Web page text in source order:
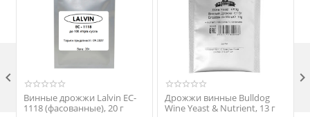
Винные дрожжи Lalvin EC-
1118 (фасованные), 20 г
Дрожжи винные Bulldog
Wine Yeast & Nutrient, 13 г
 